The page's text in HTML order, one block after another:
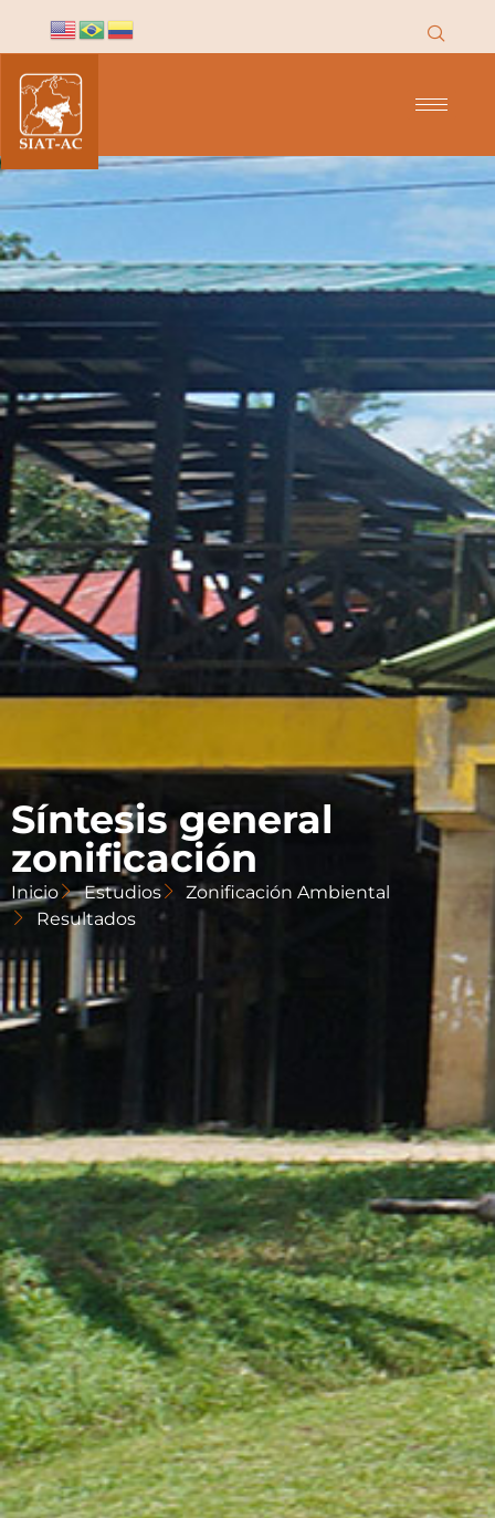
Síntesis general
zonificación
Inicio Estudios
Zonificación Ambiental
Resultados